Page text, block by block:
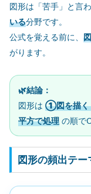
図形は「苦手」と言
いる分野です。
公式を覚える前に、
がります。
🌿結論：
図形は ①図を描
平方で処理 の順で
図形の頻出テー